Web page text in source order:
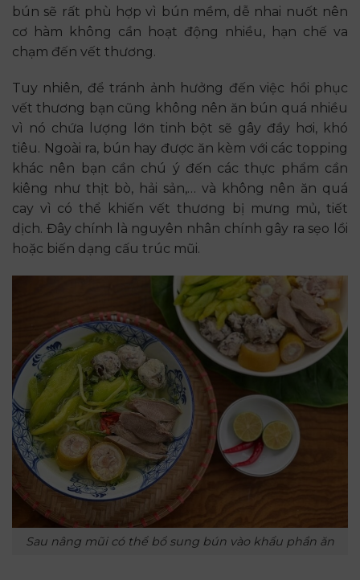
bún sẽ rất phù hợp vì bún mềm, dễ nhai nuốt nên
cơ hàm không cần hoạt động nhiều, hạn chế va
chạm đến vết thương.
Tuy nhiên, để tránh ảnh hưởng đến việc hồi phục
vết thương bạn cũng không nên ăn bún quá nhiều
vì nó chứa lượng lớn tinh bột sẽ gây đầy hơi, khó
tiêu. Ngoài ra, bún hay được ăn kèm với các topping
khác nên bạn cần chú ý đến các thực phẩm cần
kiêng như thịt bò, hải sản,… và không nên ăn quá
cay vì có thể khiến vết thương bị mưng mủ, tiết
dịch. Đây chính là nguyên nhân chính gây ra sẹo lồi
hoặc biến dạng cấu trúc mũi.
Sau nâng mũi có thể bổ sung bún vào khẩu phần ăn